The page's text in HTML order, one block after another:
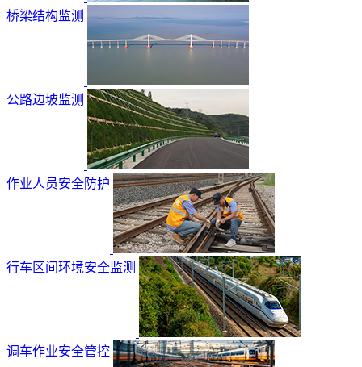
桥梁结构监测
公路边坡监测
作业人员安全防护
行车区间环境安全监测
调车作业安全管控